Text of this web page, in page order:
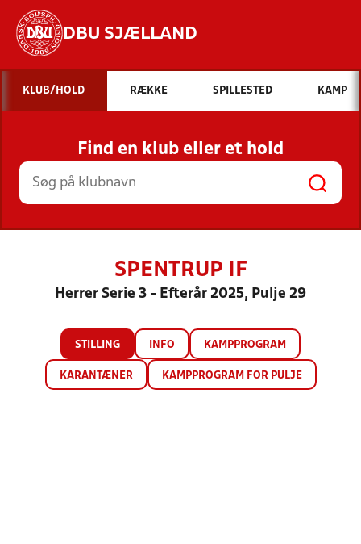
DBU SJÆLLAND
Hvad vil du søge efter?
INDHOLD OG NYHEDER
STILLINGER, RESULTATER, KLUBBER OG
HOLD
KLUB/HOLD RÆKKE SPILLESTED KAMP
Find en klub eller et hold
SPENTRUP IF
Herrer Serie 3 - Efterår 2025, Pulje 29
STILLING INFO KAMPPROGRAM
KARANTÆNER KAMPPROGRAM FOR PULJE